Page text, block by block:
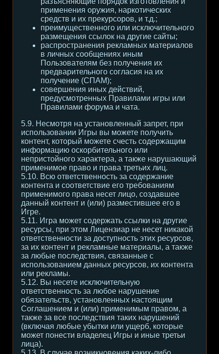
применения оружия, наркотических
средств и их прекурсоров, и т.д.;
преимущественного или исключительного
размещения ссылок на другие сайты;
распространения рекламных материалов
в личных сообщениях иным
Пользователям без получения их
предварительного согласия на их
получение (СПАМ);
совершения иных действий,
предусмотренных Правилами игры или
Правилами форума и чата.
5.9. Несмотря на установленный запрет, при
использовании Игры вы можете получить
контент, который можете счесть содержащим
информацию оскорбительного или
непристойного характера, а также нарушающий
применимое право и права третьих лиц.
5.10. Всю ответственность за содержание
контента и соответствие его требованиям
применимого права несет лицо, создавшее
данный контент и (или) разместившее его в
Игре.
5.11. Игра может содержать ссылки на другие
ресурсы, при этом Лицензиар не несет никакой
ответственности за доступность этих ресурсов,
за их контент и рекламные материалы, а также
за любые последствия, связанные с
использованием данных ресурсов, их контента
или рекламы.
5.12. Вы несете исключительную
ответственность за любое нарушение
обязательств, установленных настоящим
Соглашением и (или) применимым правом, а
также за все последствия таких нарушений
(включая любые убытки или ущерб, которые
может понести владелец Игры и иные третьи
лица).